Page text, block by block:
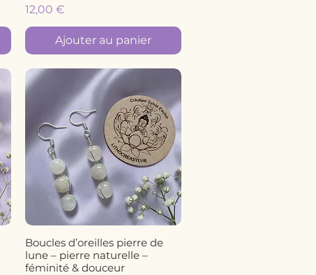
Prix
12,00 €
Ajouter au panier
Aperçu rapide
Boucles d’oreilles pierre de
lune – pierre naturelle –
féminité & douceur